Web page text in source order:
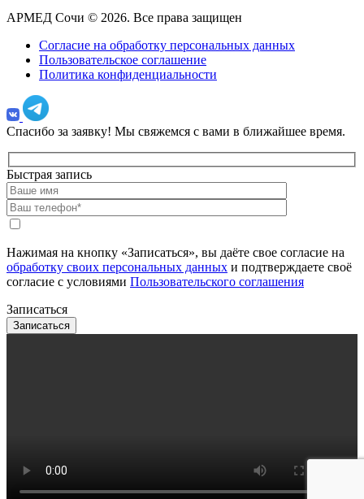
АРМЕД Сочи © 2026. Все права защищен
Согласие на обработку персональных данных
Пользовательское соглашение
Политика конфиденциальности
Спасибо за заявку! Мы свяжемся с вами в ближайшее время.
Быстрая запись
Нажимая на кнопку «Записаться», вы даёте свое согласие на
обработку своих персональных данных и подтверждаете своё
согласие с условиями Пользовательского соглашения
Записаться